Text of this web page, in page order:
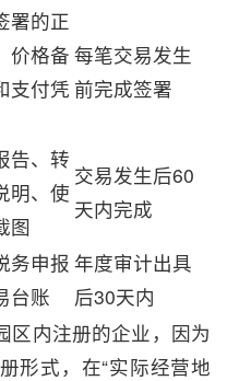
署的正
价格备
支付凭
每笔交易发生
前完成签署
告、转
明、使
图
交易发生后60
天内完成
务申报
台账
年度审计出具
后30天内
区内注册的企业，因为
形式，在“实际经营地